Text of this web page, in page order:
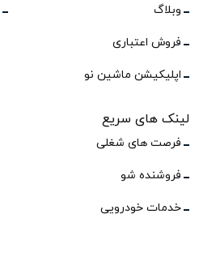
وبلاگ
فروش اعتباری
اپلیکیشن ماشین نو
لینک های سریع
فرصت های شغلی
فروشنده شو
خدمات خودرویی